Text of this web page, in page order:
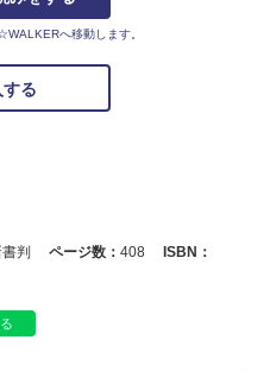
へ移動します。
する
判 ページ数： 408
ISBN：